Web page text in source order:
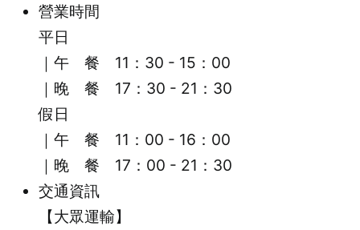
營業時間
平日
｜午 餐 11：30 - 15：00
｜晚 餐 17：30 - 21：30
假日
｜午 餐 11：00 - 16：00
｜晚 餐 17：00 - 21：30
交通資訊
【大眾運輸】